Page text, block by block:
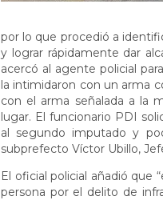
por lo que procedió a
y lograr rápidamente dar
acercó al agente policial
la intimidaron con un arma
con el arma señalada a la
lugar. El funcionario PDI
al segundo imputado y
subprefecto Víctor Ubillo,
El oficial policial añadió que
persona por el delito de